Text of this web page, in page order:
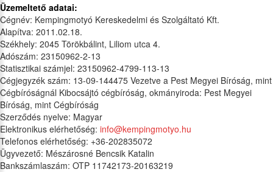
Üzemeltető adatai:
Cégnév: Kempingmotyó Kereskedelmi és Szolgáltató Kft.
Alapítva: 2011.02.18.
Székhely: 2045 Törökbálint, Liliom utca 4.
Adószám: 23150962-2-13
Statisztikai számjel: 23150962-4799-113-13
Cégjegyzék szám: 13-09-144475 Vezetve a Pest Megyei Bíróság, mint
Cégbíróságnál Kibocsájtó cégbíróság, okmányiroda: Pest Megyei
Bíróság, mint Cégbíróság
Szerződés nyelve: Magyar
Elektronikus elérhetőség: info@kempingmotyo.hu
Telefonos elérhetőség: +36-202835072
Ügyvezető: Mészárosné Bencsik Katalin
Bankszámlaszám: OTP 11742173-20163219